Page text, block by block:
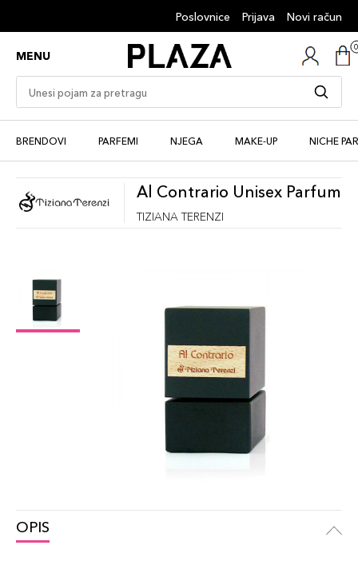
Poslovnice Prijava Novi račun
MENU
BRENDOVI PARFEMI NJEGA MAKE-UP NICHE
Al Contrario Unisex Parfum
TIZIANA TERENZI
OPIS